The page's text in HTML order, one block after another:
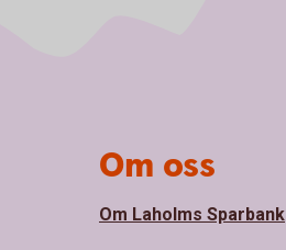
Om oss
Om Laholms Sparbank